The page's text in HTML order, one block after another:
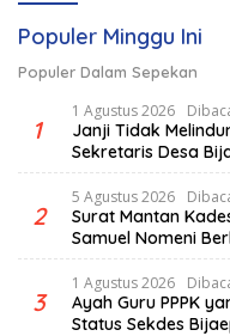
Populer Minggu Ini
Populer Dalam Sepekan
1
1 Agustus 2026
Janji Tidak
Sekretaris Desa
penjelasan Ketua
2
5 Agustus 2026
Surat Mantan
Samuel Nomeni
Beredar
3
1 Agustus 2026
Ayah Guru PPPK
Status Sekdes